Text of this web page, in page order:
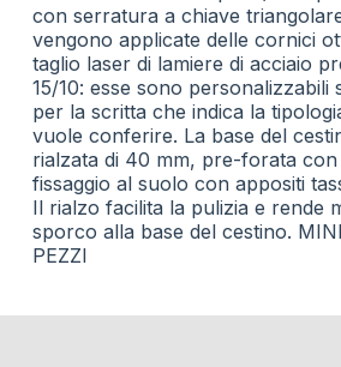
con serratura a chiave
vengono applicate delle cornici
taglio laser di lamiere di acciaio
15/10: esse sono personalizzabili
per la scritta che indica la
vuole conferire. La base del
rialzata di 40 mm, pre-forata
fissaggio al suolo con appositi
Il rialzo facilita la pulizia e rende
sporco alla base del cestino.
PEZZI